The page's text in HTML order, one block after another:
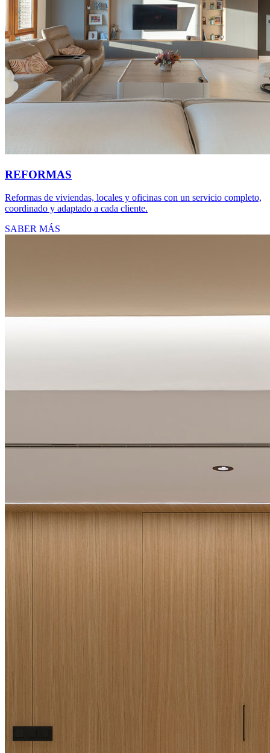
REFORMAS
Reformas de viviendas, locales y oficinas con un servicio completo,
coordinado y adaptado a cada cliente.
SABER MÁS